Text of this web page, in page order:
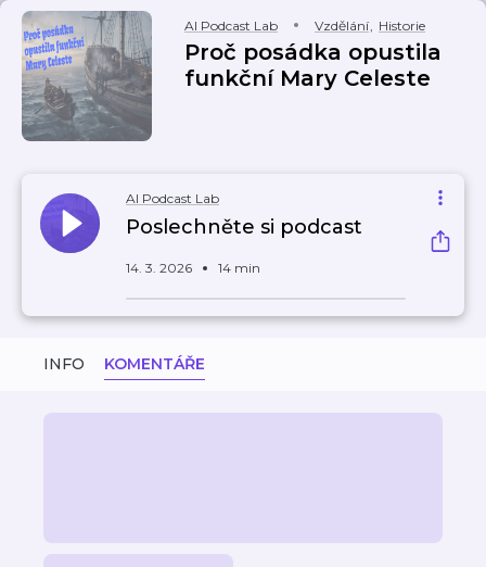
AI Podcast Lab Vzdělání, Historie
Proč posádka opustila
funkční Mary Celeste
AI Podcast Lab
Poslechněte si podcast
14. 3. 2026 14 min
INFO KOMENTÁŘE